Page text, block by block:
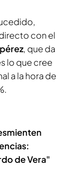
con el
, que da
lo que cree
a la hora de
de Vera"